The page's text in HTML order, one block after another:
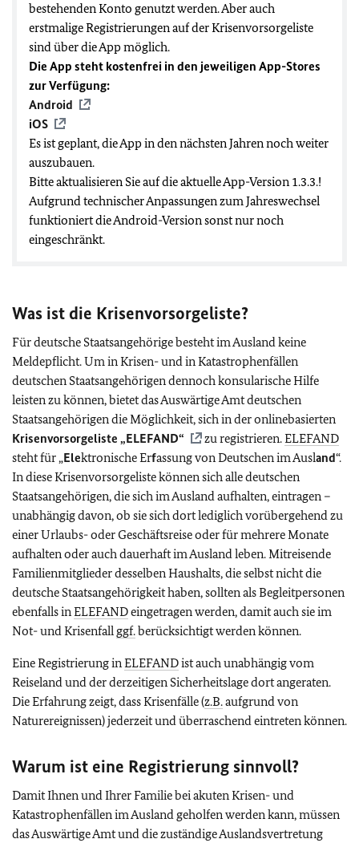
bestehenden Konto genutzt werden. Aber auch
erstmalige Registrierungen auf der Krisenvorsorgeliste
sind über die App möglich.
Die App steht kostenfrei in den jeweiligen App-Stores
zur Verfügung:
Android
iOS
Es ist geplant, die App in den nächsten Jahren noch weiter
auszubauen.
Bitte aktualisieren Sie auf die aktuelle App-Version 1.3.3.!
Aufgrund technischer Anpassungen zum Jahreswechsel
funktioniert die Android-Version sonst nur noch
eingeschränkt.
Was ist die Krisenvorsorgeliste?
Für deutsche Staatsangehörige besteht im Ausland keine
Meldepflicht. Um in Krisen- und in Katastrophenfällen
deutschen Staatsangehörigen dennoch konsularische Hilfe
leisten zu können, bietet das Auswärtige Amt deutschen
Staatsangehörigen die Möglichkeit, sich in der onlinebasierten
Krisenvorsorgeliste „ELEFAND“ zu registrieren.ELEFAND
steht für „Elektronische Erfassung von Deutschen im Ausland“.
In diese Krisenvorsorgeliste können sich alle deutschen
Staatsangehörigen, die sich im Ausland aufhalten, eintragen –
unabhängig davon, ob sie sich dort lediglich vorübergehend zu
einer Urlaubs- oder Geschäftsreise oder für mehrere Monate
aufhalten oder auch dauerhaft im Ausland leben. Mitreisende
Familienmitglieder desselben Haushalts, die selbst nicht die
deutsche Staatsangehörigkeit haben, sollten als Begleitpersonen
ebenfalls inELEFANDeingetragen werden, damit auch sie im
Not- und Krisenfall ggf.berücksichtigt werden können.
Eine Registrierung inELEFANDist auch unabhängig vom
Reiseland und der derzeitigen Sicherheitslage dort angeraten.
Die Erfahrung zeigt, dass Krisenfälle (z.B.aufgrund von
Naturereignissen) jederzeit und überraschend eintreten können.
Warum ist eine Registrierung sinnvoll?
Damit Ihnen und Ihrer Familie bei akuten Krisen- und
Katastrophenfällen im Ausland geholfen werden kann, müssen
das Auswärtige Amt und die zuständige Auslandsvertretung